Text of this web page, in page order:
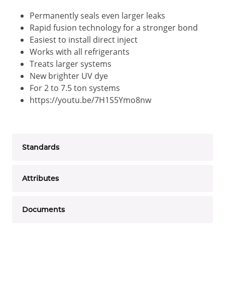
Permanently seals even larger leaks
Rapid fusion technology for a stronger bond
Easiest to install direct inject
Works with all refrigerants
Treats larger systems
New brighter UV dye
For 2 to 7.5 ton systems
https://youtu.be/7H1S5Ymo8nw
Standards
Attributes
Documents